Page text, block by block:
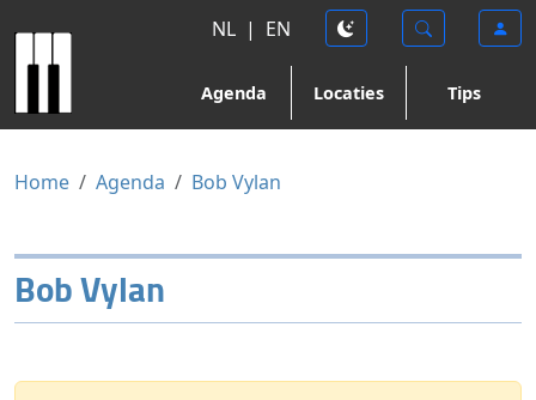
NL | EN
Agenda Locaties Tips
Home Agenda Bob Vylan
Bob Vylan